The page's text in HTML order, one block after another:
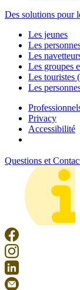
Des solutions pour
Les jeunes
Les
Les
Les groupes
Les touristes
Les
Privacy
Accessibilité
Questions et